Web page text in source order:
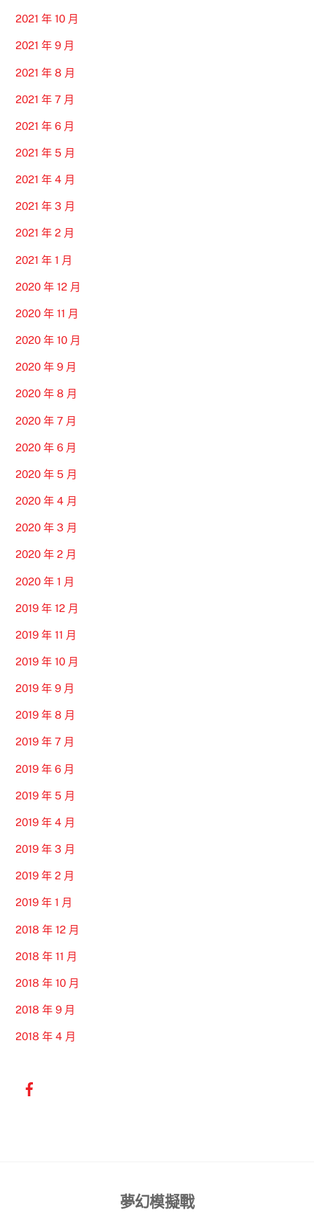
2021 年 10 月
2021 年 9 月
2021 年 8 月
2021 年 7 月
2021 年 6 月
2021 年 5 月
2021 年 4 月
2021 年 3 月
2021 年 2 月
2021 年 1 月
2020 年 12 月
2020 年 11 月
2020 年 10 月
2020 年 9 月
2020 年 8 月
2020 年 7 月
2020 年 6 月
2020 年 5 月
2020 年 4 月
2020 年 3 月
2020 年 2 月
2020 年 1 月
2019 年 12 月
2019 年 11 月
2019 年 10 月
2019 年 9 月
2019 年 8 月
2019 年 7 月
2019 年 6 月
2019 年 5 月
2019 年 4 月
2019 年 3 月
2019 年 2 月
2019 年 1 月
2018 年 12 月
2018 年 11 月
2018 年 10 月
2018 年 9 月
2018 年 4 月
Back
夢幻模擬戰